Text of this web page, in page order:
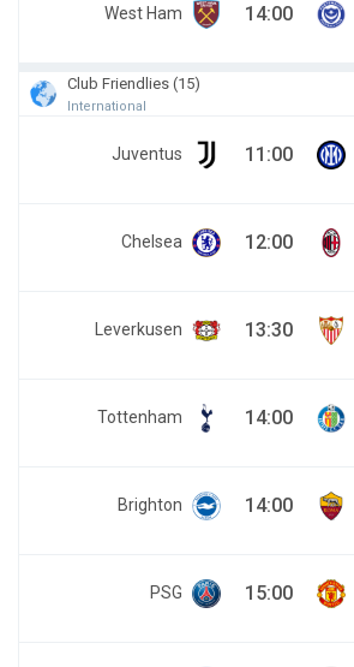
West Ham 14:00
Club Friendlies (15)
International
Juventus 11:00
Chelsea 12:00
Leverkusen 13:30
Tottenham 14:00
Brighton 14:00
PSG 15:00